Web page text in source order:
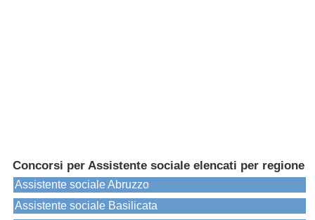
Concorsi per Assistente sociale elencati per regione
Assistente sociale Abruzzo
Assistente sociale Basilicata